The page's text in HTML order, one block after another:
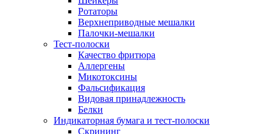
Ротаторы
Верхнеприводные мешалки
Палочки-мешалки
Тест-полоски
Качество фритюра
Аллергены
Микотоксины
Фальсификация
Видовая принадлежность
Белки
Индикаторная бумага и тест-полоски
Скрининг